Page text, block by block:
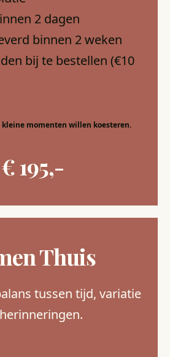
2 dagen
binnen 2 weken
bij te bestellen (€10
kleine momenten willen koesteren.
€ 195,-
Thuis
tussen tijd, variatie